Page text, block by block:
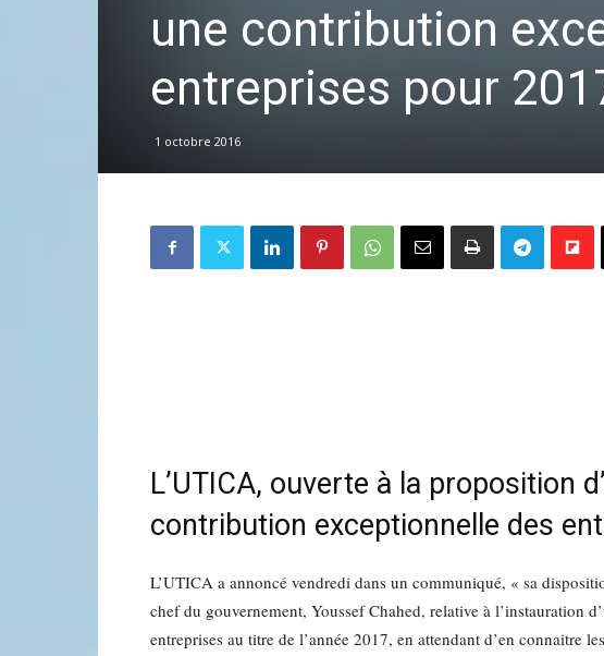
une contribution
entreprises pour
1 octobre 2016
L’UTICA, ouverte à la proposition
contribution exceptionnelle des
L’UTICA a annoncé vendredi dans un communiqué, « sa
chef du gouvernement, Youssef Chahed, relative à l’instauration
entreprises au titre de l’année 2017, en attendant d’en connaitre